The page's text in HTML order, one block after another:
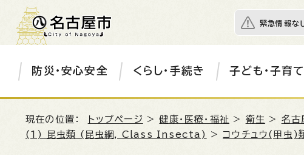
緊急情報な
防災・安心安全 くらし・手続き 子ども・子育て
現在の位置： トップページ >健康・医療・福祉 > 衛生 > 名古
(1) 昆虫類 (昆虫綱, Class Insecta)
> コウチュウ(甲虫)